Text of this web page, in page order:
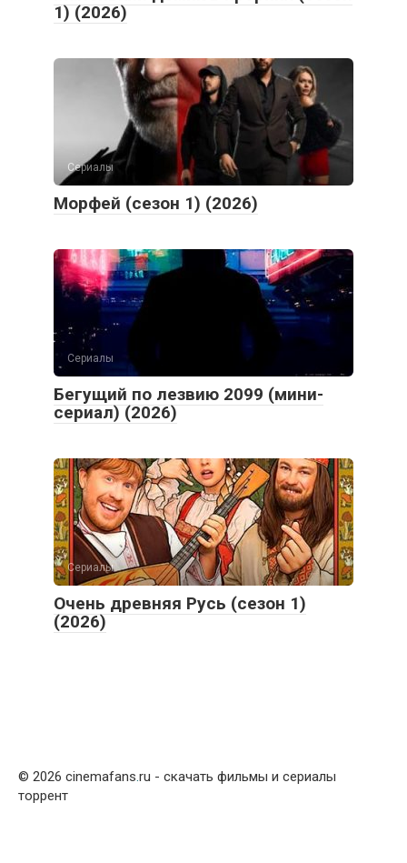
1) (2026)
Сериалы
Морфей (сезон 1) (2026)
Сериалы
Бегущий по лезвию 2099 (мини-
сериал) (2026)
Сериалы
Очень древняя Русь (сезон 1)
(2026)
© 2026 cinemafans.ru - скачать фильмы и сериалы
торрент